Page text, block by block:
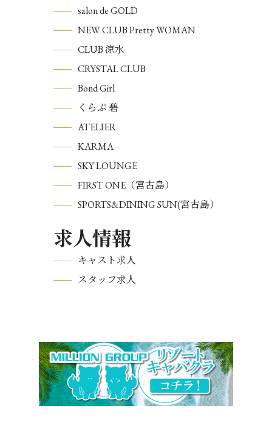
salon de GOLD
NEW CLUB Pretty WOMAN
CLUB 涼水
CRYSTAL CLUB
Bond Girl
くらぶ 碧
ATELIER
KARMA
SKY LOUNGE
FIRST ONE（宮古島）
SPORTS&DINING SUN(宮古島）
求人情報
キャスト求人
スタッフ求人